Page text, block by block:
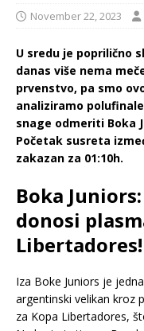
November 22, 2023
U sredu je poprilično
danas više nema
prvenstvo, pa smo
analiziramo
snage odmeriti Boka
Početak susreta
zakazan za 01:10h.
Boka
donosi
Libertadores!
Iza Boke Juniors je
argentinski velikan kroz
za Kopa Libertadores,